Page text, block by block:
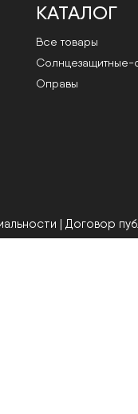
КАТАЛОГ
Все товары
Cолнцезащитные-
Оправы
| Договор